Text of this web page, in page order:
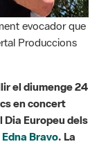
el diumenge 24
en concert
Europeu dels
Bravo. La
jardins del
en
i